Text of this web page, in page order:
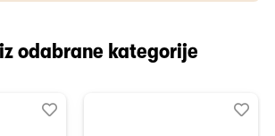
odabrane kategorije
Dodaj
Uporedi